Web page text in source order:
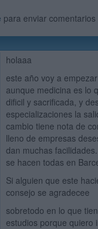
para enviar comentarios
holaaa
este año voy a
aunque medicina es lo
dificil y sacrificada, y
especializaciones la
cambio tiene nota de
lleno de empresas
dan muchas
se hacen todas en
Si alguien que este
consejo se agradecee
sobretodo en lo que
estudios porque quiero